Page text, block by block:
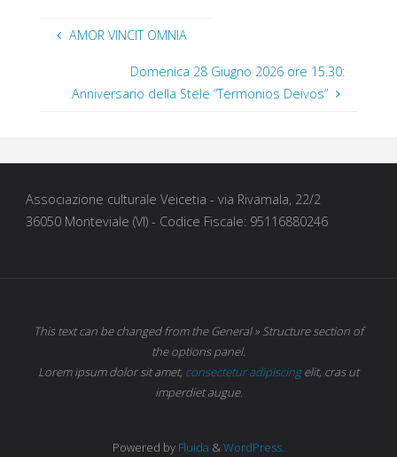
AMOR VINCIT OMNIA
Domenica 28 Giugno 2026 ore 15.30:
Anniversario della Stele “Termonios Deivos”
Associazione culturale Veicetia - via Rivamala, 22/2
36050 Monteviale (VI) - Codice Fiscale: 95116880246
This text can be changed from the General » Structure section of
the options panel.
Lorem ipsumdolor sit amet, consectetur adipiscingelit, cras ut
imperdiet augue.
Powered by Fluida &WordPress.